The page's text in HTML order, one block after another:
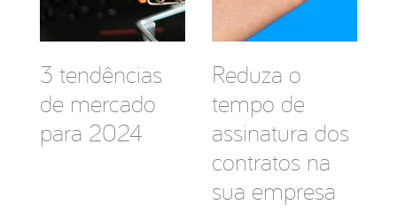
3 tendências
de mercado
para 2024
Reduza o
tempo de
assinatura dos
contratos na
sua empresa